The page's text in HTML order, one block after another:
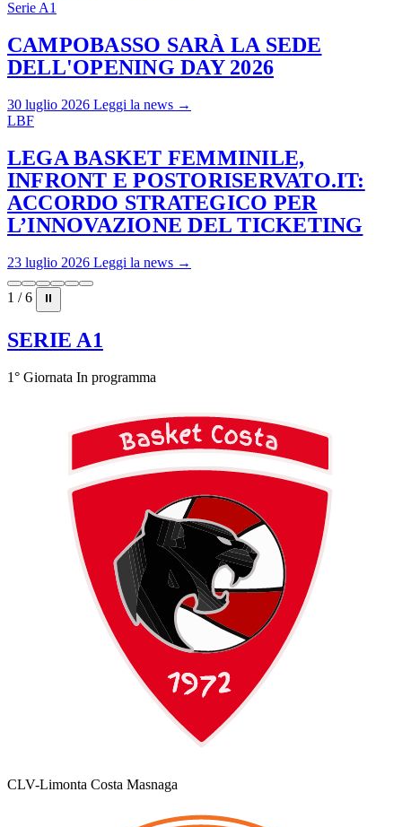
Serie A1
CAMPOBASSO SARÀ LA SEDE
DELL'OPENING DAY 2026
30 luglio 2026 Leggi la news →
LBF
LEGA BASKET FEMMINILE,
INFRONT E POSTORISERVATO.IT:
ACCORDO STRATEGICO PER
L’INNOVAZIONE DEL TICKETING
23 luglio 2026 Leggi la news →
1 / 6 ⏸
SERIE A1
1° Giornata In programma
CLV-Limonta Costa Masnaga